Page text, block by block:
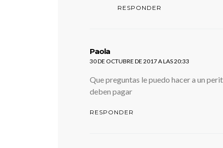
RESPONDER
Paola
30 DE OCTUBRE DE 2017 A LAS 20:33
Que preguntas le puedo hacer a un
deben pagar
RESPONDER